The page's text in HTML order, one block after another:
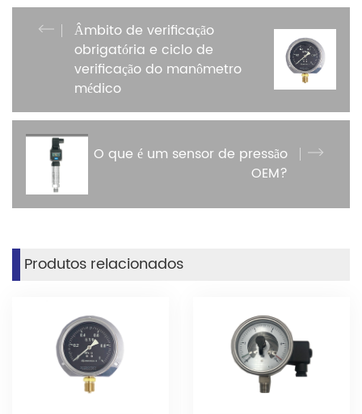
Âmbito de verificação
obrigatória e ciclo de
verificação do manômetro
médico
O que é um sensor de pressão
OEM?
Produtos relacionados